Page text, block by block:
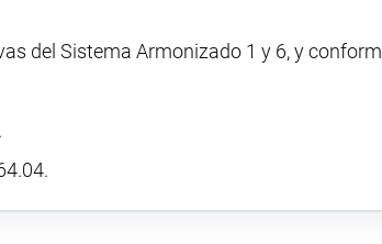
del Sistema Armonizado 1 y 6, y